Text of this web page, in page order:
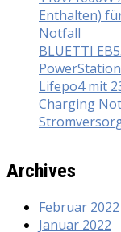
Enthalten)
Notfall
BLUETTI
Lifepo4 mit
Charging
Archives
Februar 2022
Januar 2022